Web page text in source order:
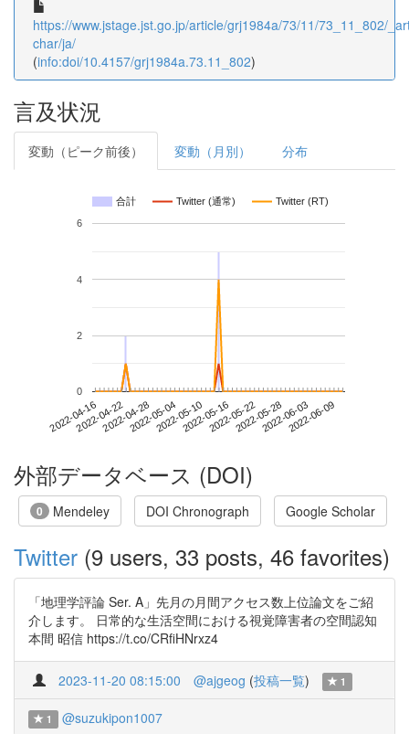
https://www.jstage.jst.go.jp/article/grj1984a/73/11/73_11_802/
char/ja/
(info:doi/10.4157/grj1984a.73.11_802)
言及状況
変動（ピーク前後） 変動（月別） 分布
合計 Twitter (通常) Twitter (RT)
2022-04-162022-04-222022-04-282022-05-042022-05-102022-05-162022-05-222022-05-282022-06-032022-06-09
0
2
4
6
外部データベース (DOI)
0 Mendeley DOI Chronograph Google Scholar
Twitter (9 users, 33 posts, 46 favorites)
「地理学評論 Ser. A」先月の月間アクセス数上位論文をご紹
介します。 日常的な生活空間における視覚障害者の空間認知
本間 昭信 https://t.co/CRfiHNrxz4
2023-11-20 08:15:00 @ajgeog (投稿一覧) 1
1 @suzukipon1007